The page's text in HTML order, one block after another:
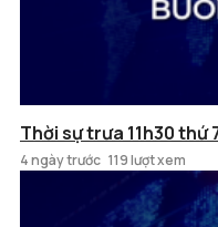
Thời sự trưa 11h30 thứ
4 ngày trước 119 lượt xem